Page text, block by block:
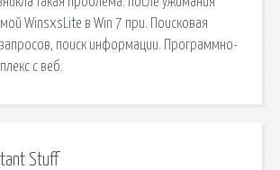
WinsxsLite в Win 7 при. Поисковая
запросов, поиск информации. Программно-
с веб.
Stuff